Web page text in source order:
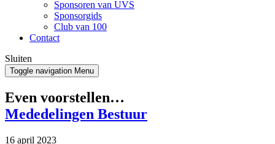
Sponsoren van UVS
Sponsorgids
Club van 100
Contact
Sluiten
Toggle navigation Menu
Even voorstellen…
Mededelingen Bestuur
16 april 2023